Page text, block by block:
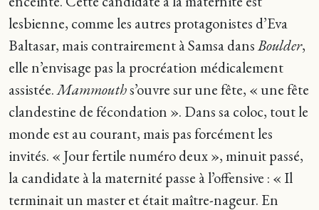
lesbienne, comme les autres protagonistes d’Eva
Baltasar, mais contrairement à Samsa dansBoulder,
elle n’envisage pas la procréation médicalement
assistée.Mammouths’ouvre sur une fête, « une fête
clandestine de fécondation ». Dans sa coloc, tout le
monde est au courant, mais pas forcément les
invités. « Jour fertile numéro deux », minuit passé,
la candidate à la maternité passe à l’offensive : « Il
terminait un master et était maître-nageur. En